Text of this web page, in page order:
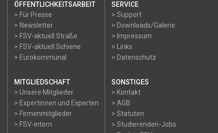
ÖFFENTLICHKEITSARBEIT
> Für Presse
> Newsletter
> FSV-aktuell Straße
> FSV-aktuell Schiene
> Eurokommunal
SERVICE
> Support
> Downloads/Galerie
> Impressum
> Links
> Datenschutz
MITGLIEDSCHAFT
> Unsere Mitglieder
> Expertinnen und Experten
> Firmenmitglieder
> FSV-intern
SONSTIGES
> Kontakt
> AGB
> Statuten
> Studierenden-Jobs